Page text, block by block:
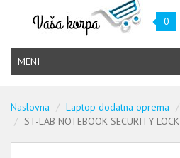
0
MENI
Naslovna Laptop dodatna oprema
ST-LAB NOTEBOOK SECURITY LOCK